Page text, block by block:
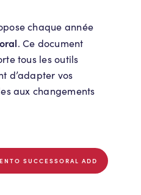
chaque année
. Ce document
tous les outils
d’adapter vos
aux changements
SUCCESSORAL ADD